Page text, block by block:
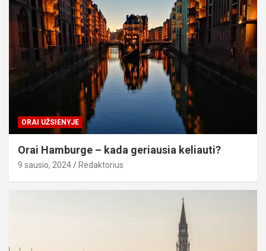
ORAI UŽSIENYJE
Orai Hamburge – kada geriausia keliauti?
9 sausio, 2024 Redaktorius